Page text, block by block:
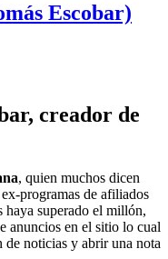
Escobar)
creador de
, quien muchos dicen
programas de afiliados
haya superado el millón,
anuncios en el sitio lo cual
de noticias y abrir una nota